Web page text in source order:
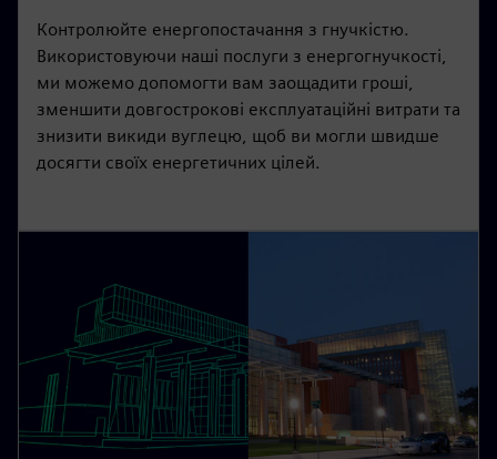
Контролюйте енергопостачання з гнучкістю.
Використовуючи наші послуги з енергогнучкості,
ми можемо допомогти вам заощадити гроші,
зменшити довгострокові експлуатаційні витрати та
знизити викиди вуглецю, щоб ви могли швидше
досягти своїх енергетичних цілей.